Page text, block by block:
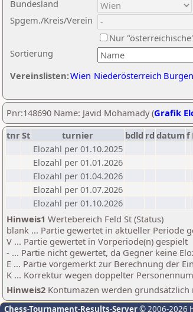
Sortierung
Bundesland
Spgem./Kreis/Verein
Nur
Vereinslisten:Wien Niederösterreich
Pnr:148690 Name: Javid Mohamady (Grafik
tnrSt turnier bdld rd datumf
Elozahl per 01.10.2025
Elozahl per 01.01.2026
Elozahl per 01.04.2026
Elozahl per 01.07.2026
Elozahl per 01.10.2026
Hinweis1 Wertebereich Feld St (Status)
blank ... Partie gewertet in aktueller Periode
V ... Partie gewertet in Vorperiode(n) gespielt
- ... Partie nicht gewertet, da Gegner keine
E ... Partie vorgemerkt zur Berechnung der
K ... Korrektur wegen doppelter
Hinweis2 Kontumazen werden
Chess-Tournament-Results-Server© 2006-2026